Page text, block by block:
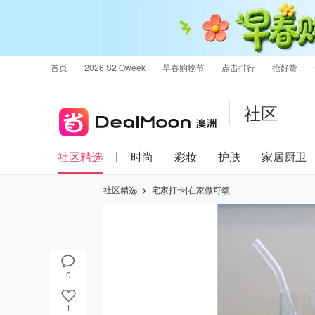
首页 2026 S2 Oweek 早春购物节 点击排行 抢好货
社区
社区精选 时尚 彩妆 护肤 家居厨卫
0
1
社区精选 宅家打卡|在家做可颂